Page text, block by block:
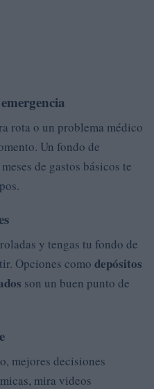
rota o un problema médico
Un fondo de
de gastos básicos te
y tengas tu fondo de
Opciones como depósitos
son un buen punto de
mejores decisiones
mira videos